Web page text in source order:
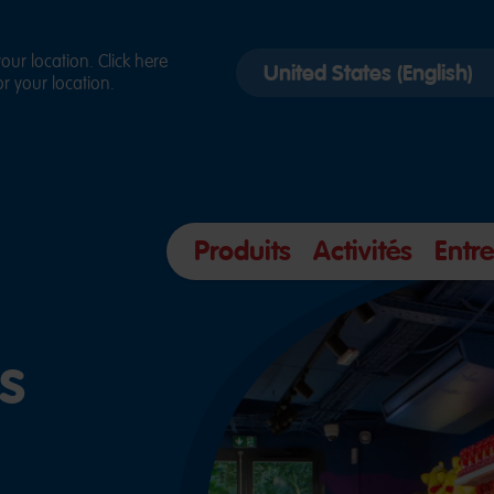
Produits Activités
location. Click here
your location.
country